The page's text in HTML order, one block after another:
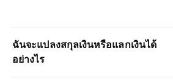
ฉันจะแปลงสกุลเงินหรือแลกเงินได้
อย่างไร